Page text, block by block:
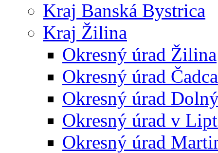
Kraj Banská Bystrica
Kraj Žilina
Okresný úrad Žilina
Okresný úrad Čadca
Okresný úrad
Okresný úrad v
Okresný úrad